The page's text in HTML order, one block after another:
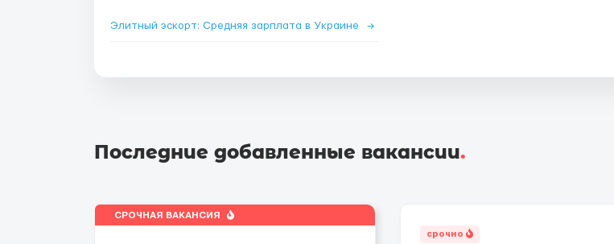
Элитный эскорт: Средняя зарплата в Украине →
Последние добавленные вакансии.
СРОЧНАЯ ВАКАНСИЯ
срочно